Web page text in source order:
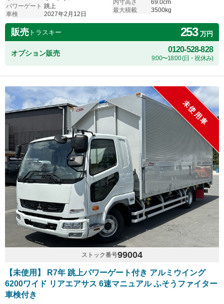
パワーゲート 跳上
車検
2027年2月12日
内寸高さ
69.0cm
最大積載
3500kg
販売 トラスキー 253万円
オプション販売 0120-528-828
9:00〜18:00 (日・祝休み)
未使用車
ストック番号99004
【未使用】 R7年 跳上パワーゲート付き アルミウイング
6200ワイド リアエアサス 6速マニュアル ふそうファイター
車検付き